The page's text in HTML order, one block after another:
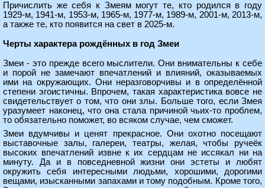
Причислить же себя к Змеям могут те, кто родился в году
1929-м, 1941-м, 1953-м, 1965-м, 1977-м, 1989-м, 2001-м, 2013-м,
а также те, кто появится на свет в 2025-м.
Черты характера рождённых в год Змеи
Змеи - это прежде всего мыслители. Они внимательны к себе
и порой не замечают впечатлений и влияний, оказываемых
ими на окружающих. Они неразговорчивы и в определённой
степени эгоистичны. Впрочем, такая характеристика вовсе не
свидетельствует о том, что они злы. Больше того, если Змея
уразумеет наконец, что она стала причиной чьих-то проблем,
то обязательно поможет, во всяком случае, чем сможет.
Змеи вдумчивы и ценят прекрасное. Они охотно посещают
выставочные залы, галереи, театры, желая, чтобы ручеёк
высоких впечатлений извне к их сердцам не иссякал ни на
минуту. Да и в повседневной жизни они эстеты и любят
окружить себя интересными людьми, хорошими, дорогими
вещами, изысканными запахами и тому подобным. Кроме того,